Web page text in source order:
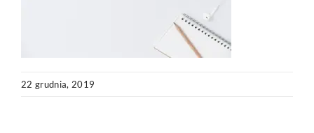
22 grudnia, 2019